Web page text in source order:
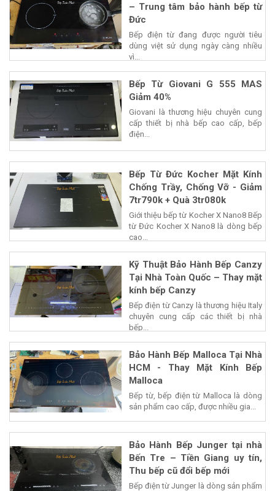
– Trung tâm bảo hành bếp từ
Đức
Bếp điện từ đang được người tiêu
dùng việt sử dụng ngày càng nhiều
vì...
Bếp Từ Giovani G 555 MAS
Giảm 40%
Giovani là thương hiệu chuyên cung
cấp thiết bị nhà bếp cao cấp, bếp
điện...
Bếp Từ Đức Kocher Mặt Kính
Chống Trầy, Chống Vỡ - Giảm
7tr790k + Quà 3tr080k
Giới thiệu bếp từ Kocher X Nano8 Bếp
từ Đức Kocher X Nano8 là dòng bếp
cao...
Kỹ Thuật Bảo Hành Bếp Canzy
Tại Nhà Toàn Quốc – Thay mặt
kính bếp Canzy
Bếp điện từ Canzy là thương hiệu Italy
chuyên cung cấp các thiết bị nhà
bếp...
Bảo Hành Bếp Malloca Tại Nhà
HCM - Thay Mặt Kính Bếp
Malloca
Bếp từ, bếp điện từ Malloca là dòng
sản phẩm cao cấp, được nhiều gia...
Bảo Hành Bếp Junger tại nhà
Bến Tre – Tiền Giang uy tín,
Thu bếp cũ đổi bếp mới
Bếp điện từ Junger là dòng sản phẩm